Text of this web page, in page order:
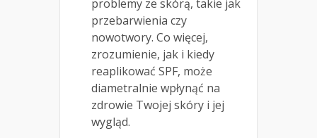
problemy ze skórą, takie jak
przebarwienia czy
nowotwory. Co więcej,
zrozumienie, jak i kiedy
reaplikować SPF, może
diametralnie wpłynąć na
zdrowie Twojej skóry i jej
wygląd.